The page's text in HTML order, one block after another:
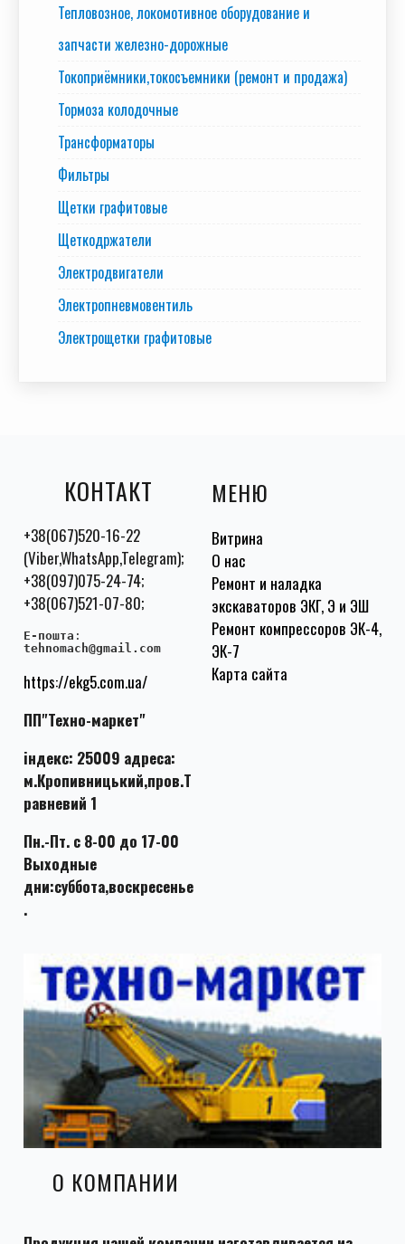
Тепловозное, локомотивное оборудование и
запчасти железно-дорожные
Токоприёмники,токосъемники (ремонт и продажа)
Тормоза колодочные
Трансформаторы
Фильтры
Щетки графитовые
Щеткодржатели
Электродвигатели
Электропневмовентиль
Электрощетки графитовые
КОНТАКТ
+38(067)520-16-22
(Viber,WhatsApp,Telegram);
+38(097)075-24-74;
+38(067)521-07-80;
E-пошта :
tehnomach@gmail.com
https://ekg5.com.ua/
ПП"Техно-маркет"
індекс: 25009 адреса:
м.Кропивницький,пров.Т
равневий 1
Пн.-Пт. с 8-00 до 17-00
Выходные
дни:суббота,воскресенье
.
МЕНЮ
Витрина
О нас
Ремонт и наладка
экскаваторов ЭКГ, Э и ЭШ
Ремонт компрессоров ЭК-4,
ЭК-7
Карта сайта
О КОМПАНИИ